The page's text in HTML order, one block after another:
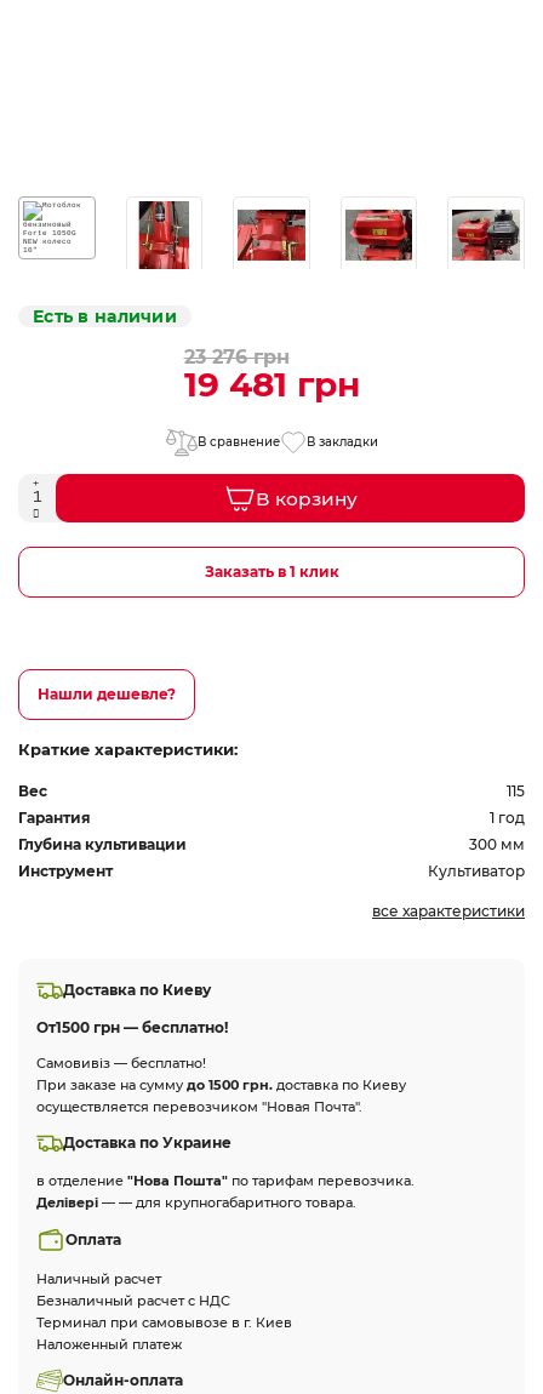
Есть в наличии
23 276 грн
19 481 грн
В сравнение В закладки
В корзину
Заказать в 1 клик
Нашли дешевле?
Краткие характеристики:
Вес
115
Гарантия
1 год
Глубина культивации
300 мм
Инструмент
Культиватор
все характеристики
Доставка по Киеву
От1500 грн — бесплатно!
Самовивіз — бесплатно!
При заказе на сумму до 1500 грн. доставка по Киеву
осуществляется перевозчиком "Новая Почта".
Доставка по Украине
в отделение "Нова Пошта" по тарифам перевозчика.
Делівері — — для крупногабаритного товара.
Оплата
Наличный расчет
Безналичный расчет с НДС
Терминал при самовывозе в г. Киев
Наложенный платеж
Онлайн-оплата